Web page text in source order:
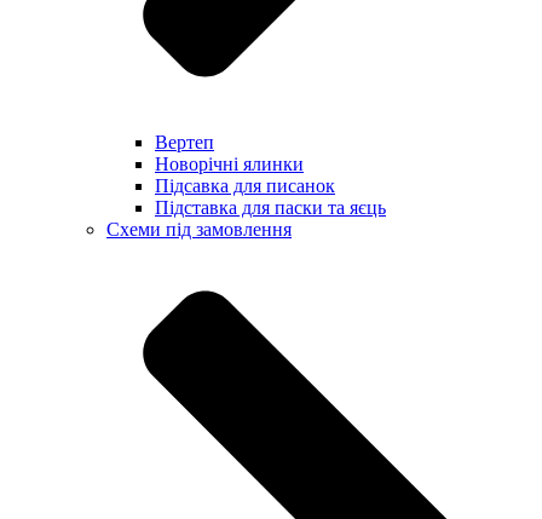
Вертеп
Новорічні ялинки
Підсавка для писанок
Підставка для паски та яєць
Схеми під замовлення